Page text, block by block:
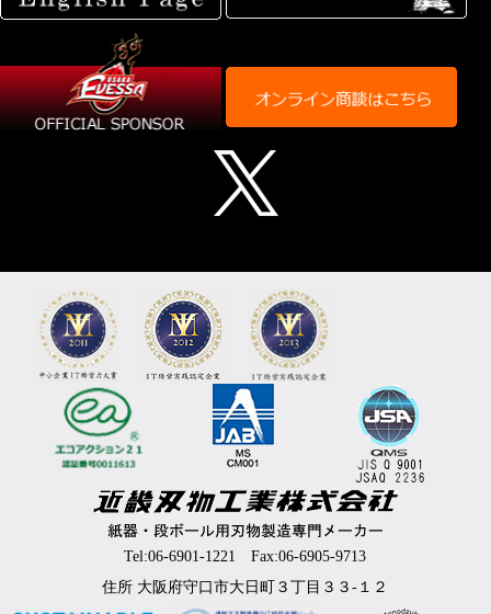
Tel:06-6901-1221 Fax:06-6905-9713
住所 大阪府守口市大日町３丁目３３-１２